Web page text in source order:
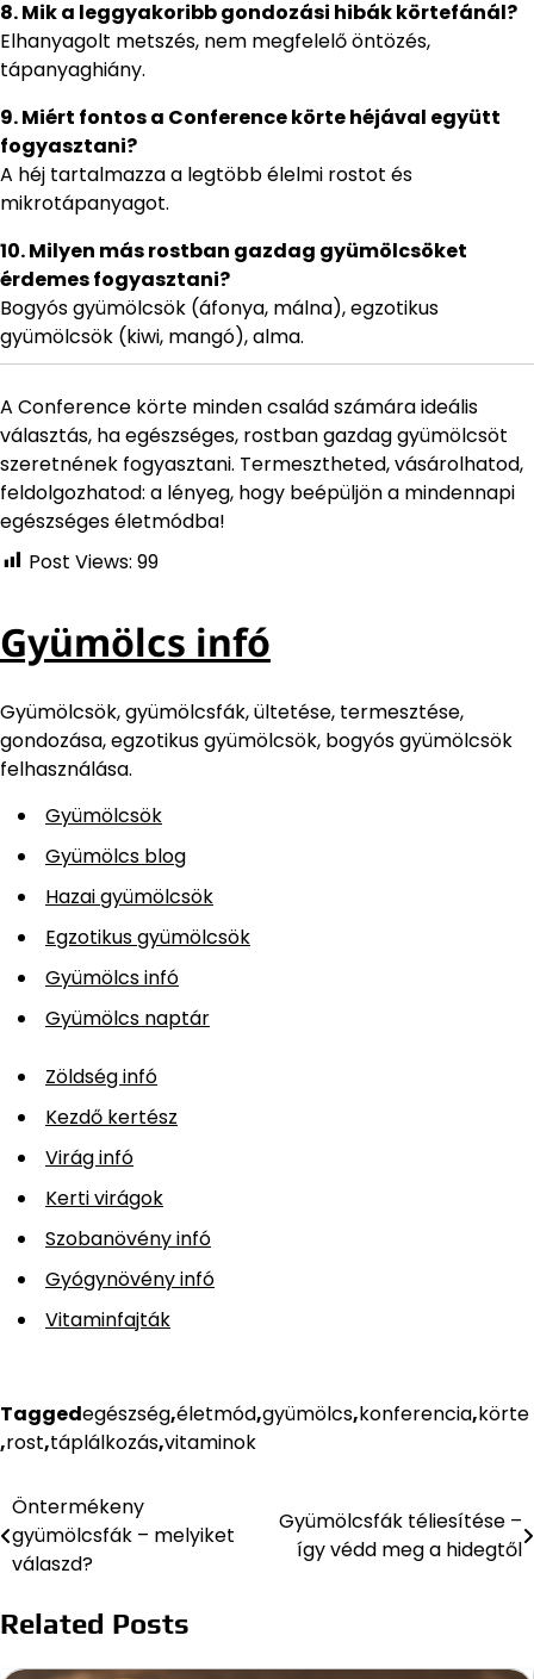
8. Mik a leggyakoribb gondozási hibák körtefánál?
Elhanyagolt metszés, nem megfelelő öntözés,
tápanyaghiány.
9. Miért fontos a Conference körte héjával együtt
fogyasztani?
A héj tartalmazza a legtöbb élelmi rostot és
mikrotápanyagot.
10. Milyen más rostban gazdag gyümölcsöket
érdemes fogyasztani?
Bogyós gyümölcsök (áfonya, málna), egzotikus
gyümölcsök (kiwi, mangó), alma.
A Conference körte minden család számára ideális
választás, ha egészséges, rostban gazdag gyümölcsöt
szeretnének fogyasztani. Termesztheted, vásárolhatod,
feldolgozhatod: a lényeg, hogy beépüljön a mindennapi
egészséges életmódba!
Post Views: 99
Gyümölcs infó
Gyümölcsök, gyümölcsfák, ültetése, termesztése,
gondozása, egzotikus gyümölcsök, bogyós gyümölcsök
felhasználása.
Gyümölcsök
Gyümölcs blog
Hazai gyümölcsök
Egzotikus gyümölcsök
Gyümölcs infó
Gyümölcs naptár
Zöldség infó
Kezdő kertész
Virág infó
Kerti virágok
Szobanövény infó
Gyógynövény infó
Vitaminfajták
Taggedegészség,életmód,gyümölcs,konferencia,körte
,rost,táplálkozás,vitaminok
Bejegyzés
navigáció
Öntermékeny
gyümölcsfák – melyiket
válaszd?
Gyümölcsfák téliesítése –
így védd meg a hidegtől
Related Posts